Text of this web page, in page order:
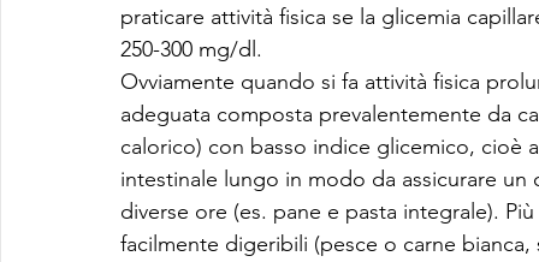
praticare attività fisica se la glicemia
250-300 mg/dl.
Ovviamente quando si fa attività fisica
adeguata composta prevalentemente da
calorico) con basso indice glicemico,
intestinale lungo in modo da assicurare
diverse ore (es. pane e pasta integrale).
facilmente digeribili (pesce o carne